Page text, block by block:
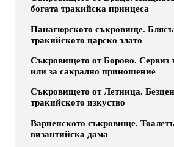
богата тракийска принцеса
Панагюрското съкровище.
тракийското царско злато
Съкровището от Борово. Сервиз
или за сакрално приношение
Съкровището от Летница.
тракийското изкуство
Варненското съкровище.
византийска дама